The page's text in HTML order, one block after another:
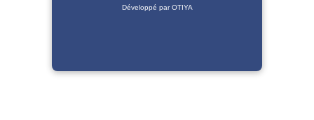
Développé par OTIYA